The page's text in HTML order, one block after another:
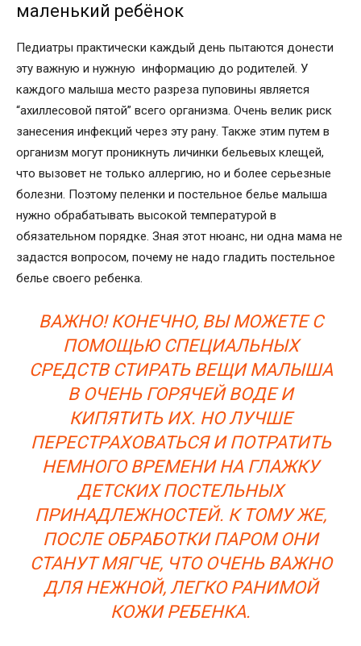
маленький ребёнок
Педиатры практически каждый день пытаются донести
эту важную и нужную информацию до родителей. У
каждого малыша место разреза пуповины является
“ахиллесовой пятой” всего организма. Очень велик риск
занесения инфекций через эту рану. Также этим путем в
организм могут проникнуть личинки бельевых клещей,
что вызовет не только аллергию, но и более серьезные
болезни. Поэтому пеленки и постельное белье малыша
нужно обрабатывать высокой температурой в
обязательном порядке. Зная этот нюанс, ни одна мама не
задастся вопросом, почему не надо гладить постельное
белье своего ребенка.
ВАЖНО! КОНЕЧНО, ВЫ МОЖЕТЕ С
ПОМОЩЬЮ СПЕЦИАЛЬНЫХ
СРЕДСТВ СТИРАТЬ ВЕЩИ МАЛЫША
В ОЧЕНЬ ГОРЯЧЕЙ ВОДЕ И
КИПЯТИТЬ ИХ. НО ЛУЧШЕ
ПЕРЕСТРАХОВАТЬСЯ И ПОТРАТИТЬ
НЕМНОГО ВРЕМЕНИ НА ГЛАЖКУ
ДЕТСКИХ ПОСТЕЛЬНЫХ
ПРИНАДЛЕЖНОСТЕЙ. К ТОМУ ЖЕ,
ПОСЛЕ ОБРАБОТКИ ПАРОМ ОНИ
СТАНУТ МЯГЧЕ, ЧТО ОЧЕНЬ ВАЖНО
ДЛЯ НЕЖНОЙ, ЛЕГКО РАНИМОЙ
КОЖИ РЕБЕНКА.